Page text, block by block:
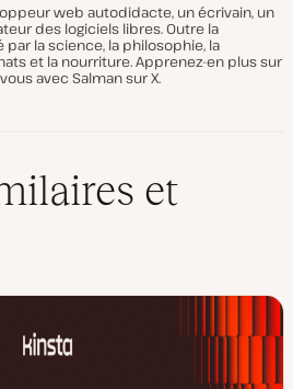
web autodidacte, un écrivain, un
des logiciels libres. Outre la
la science, la philosophie, la
et la nourriture. Apprenez-en plus sur
avec Salman sur X.
et